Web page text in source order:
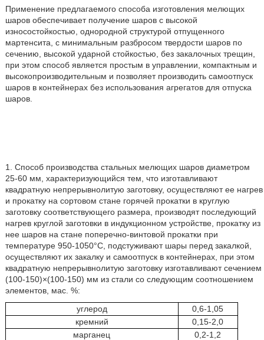
Применение предлагаемого способа изготовления мелющих
шаров обеспечивает получение шаров с высокой
износостойкостью, однородной структурой отпущенного
мартенсита, с минимальным разбросом твердости шаров по
сечению, высокой ударной стойкостью, без закалочных трещин,
при этом способ является простым в управлении, компактным и
высокопроизводительным и позволяет производить самоотпуск
шаров в контейнерах без использования агрегатов для отпуска
шаров.
1. Способ производства стальных мелющих шаров диаметром
25-60 мм, характеризующийся тем, что изготавливают
квадратную непрерывнолитую заготовку, осуществляют ее нагрев
и прокатку на сортовом стане горячей прокатки в круглую
заготовку соответствующего размера, производят последующий
нагрев круглой заготовки в индукционном устройстве, прокатку из
нее шаров на стане поперечно-винтовой прокатки при
температуре 950-1050°C, подстуживают шары перед закалкой,
осуществляют их закалку и самоотпуск в контейнерах, при этом
квадратную непрерывнолитую заготовку изготавливают сечением
(100-150)×(100-150) мм из стали со следующим соотношением
элементов, мас. %:
углерод
0,6-1,05
кремний
0,15-2,0
марганец
0,2-1,2